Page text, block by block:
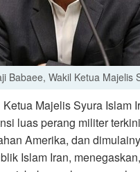
Babaee, Wakil Ketua Majelis
Majelis Syura Islam
luas perang militer
Amerika, dan
Islam Iran,